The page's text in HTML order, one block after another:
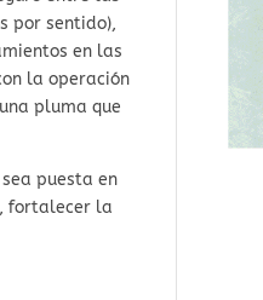
por sentido),
en las
la operación
pluma que
puesta en
fortalecer la